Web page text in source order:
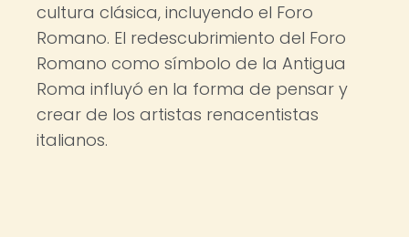
cultura clásica, incluyendo el Foro
Romano. El redescubrimiento del Foro
Romano como símbolo de la Antigua
Roma influyó en la forma de pensar y
crear de los artistas renacentistas
italianos.